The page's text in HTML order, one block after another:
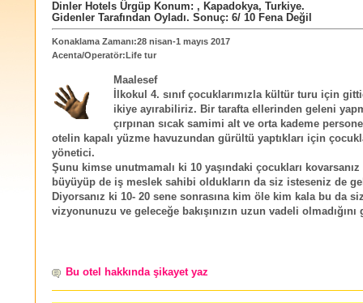
Dinler Hotels Ürgüp Konum: , Kapadokya, Turkiye.
Gidenler Tarafından Oyladı. Sonuç: 6/ 10 Fena Değil
Konaklama Zamanı:28 nisan-1 mayıs 2017
Acenta/Operatör:Life tur
Maalesef
İlkokul 4. sınıf çocuklarımızla kültür turu için
ikiye ayırabiliriz. Bir tarafta ellerinden geleni
çırpınan sıcak samimi alt ve orta kademe
otelin kapalı yüzme havuzundan gürültü yaptıkları için
yönetici.
Şunu kimse unutmamalı ki 10 yaşındaki çocukları
büyüyüp de iş meslek sahibi oldukların da siz isteseniz de
Diyorsanız ki 10- 20 sene sonrasına kim öle kim kala bu da
vizyonunuzu ve geleceğe bakışınızın uzun vadeli olmadığını
Bu otel hakkında şikayet yaz